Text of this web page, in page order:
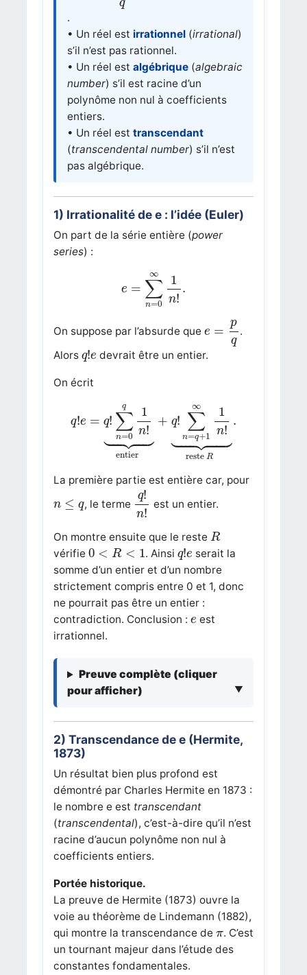
q
.
• Un réel est irrationnel(irrational)
s’il n’est pas rationnel.
• Un réel est algébrique(algebraic
number) s’il est racine d’un
polynôme non nul à coefficients
entiers.
• Un réel est transcendant
(transcendental number) s’il n’est
pas algébrique.
1) Irrationalité dee: l’idée (Euler)
On part de la série entière (power
series) :
e =
∞
∑
n=0
1
n!
.
n=
On suppose par l’absurde que e =
p
q
q
.
Alors q!e
q!e devrait être un entier.
On écrit
q!e = q!
q
∑
n=0
1
n!

entier
+ q!
∞
∑
n=q+1
1
n!

reste R
.
n= entier
La première partie est entière car, pour
n ≤ q
n ≤q , le terme
q!
n!
q!n!
est un entier.
On montre ensuite que le reste R
R
vérifie 0 < R < 1
0 <R <1 . Ainsi q!e
q!e serait la
somme d’un entier et d’un nombre
strictement compris entre 0 et 1, donc
ne pourrait pas être un entier :
contradiction. Conclusion : e
e est
irrationnel.
Preuve complète (cliquer
pour afficher)
2) Transcendance dee(Hermite,
1873)
Un résultat bien plus profond est
démontré par Charles Hermite en 1873 :
le nombre e est transcendant
(transcendental), c’est-à-dire qu’il n’est
racine d’aucun polynôme non nul à
coefficients entiers.
Portée historique.
La preuve de Hermite (1873) ouvre la
voie au théorème de Lindemann (1882),
qui montre la transcendance de π
π. C’est
un tournant majeur dans l’étude des
constantes fondamentales.